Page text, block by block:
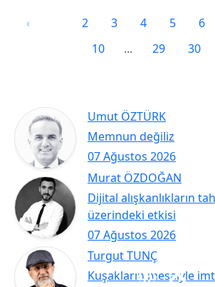
‹ 2 3 4 5 6
10
... 29 30
Umut ÖZTÜRK
07 Ağustos 2026
Memnun değiliz
Murat ÖZDOĞAN
07 Ağustos 2026
Dijital alışkanlıkların
üzerindeki etkisi
Turgut TUNÇ
Kuşakların mesaiyle